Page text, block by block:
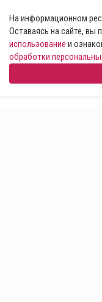
На информационном
Оставаясь на сайте, вы
использование и
обработки